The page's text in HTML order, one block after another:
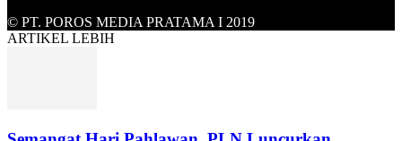
© PT. POROS MEDIA PRATAMA I 2019
ARTIKEL LEBIH